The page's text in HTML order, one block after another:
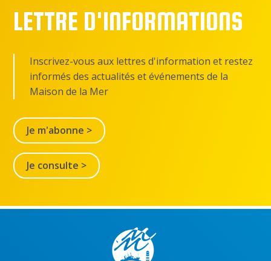
LETTRE D'INFORMATIONS
Inscrivez-vous aux lettres d'information et restez
informés des actualités et événements de la
Maison de la Mer
Je m'abonne >
Je consulte >